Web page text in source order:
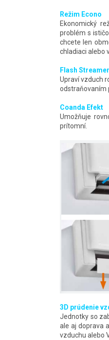
Režim Econo
Ekonomický
problém s
chcete len
chladiaci alebo
Flash Streamer
Upraví vzduch
odstraňovaním
Coanda Efekt
Umožňuje
prítomní.
3D prúdenie
Jednotky so
ale aj doprava
vzduchu alebo